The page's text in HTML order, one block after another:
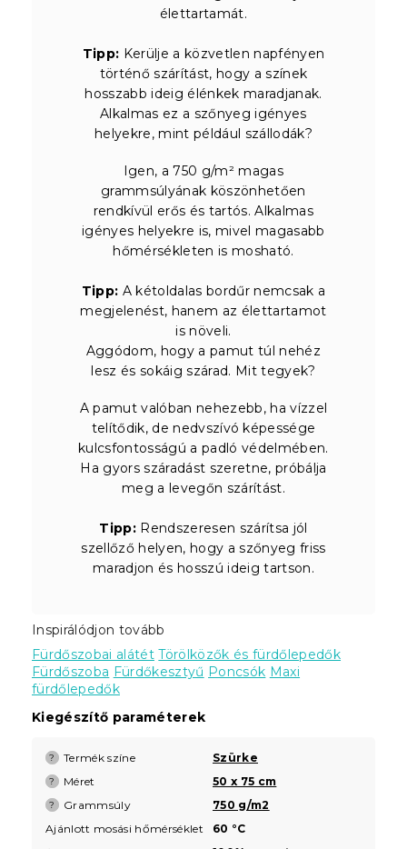
élettartamát.
Tipp: Kerülje a közvetlen napfényen
történő szárítást, hogy a színek
hosszabb ideig élénkek maradjanak.
Alkalmas ez a szőnyeg igényes
helyekre, mint például szállodák?
Igen, a 750 g/m² magas
grammsúlyának köszönhetően
rendkívül erős és tartós. Alkalmas
igényes helyekre is, mivel magasabb
hőmérsékleten is mosható.
Tipp: A kétoldalas bordűr nemcsak a
megjelenést, hanem az élettartamot
is növeli.
Aggódom, hogy a pamut túl nehéz
lesz és sokáig szárad. Mit tegyek?
A pamut valóban nehezebb, ha vízzel
telítődik, de nedvszívó képessége
kulcsfontosságú a padló védelmében.
Ha gyors száradást szeretne, próbálja
meg a levegőn szárítást.
Tipp: Rendszeresen szárítsa jól
szellőző helyen, hogy a szőnyeg friss
maradjon és hosszú ideig tartson.
Inspirálódjon tovább
Fürdőszobai alátét Törölközők és fürdőlepedők
Fürdőszoba Fürdőkesztyű Poncsók Maxi
fürdőlepedők
Kiegészítő paraméterek
? Termék színe Szürke
? Méret 50 x 75 cm
? Grammsúly
750 g/m2
Ajánlott mosási hőmérséklet
60 °C